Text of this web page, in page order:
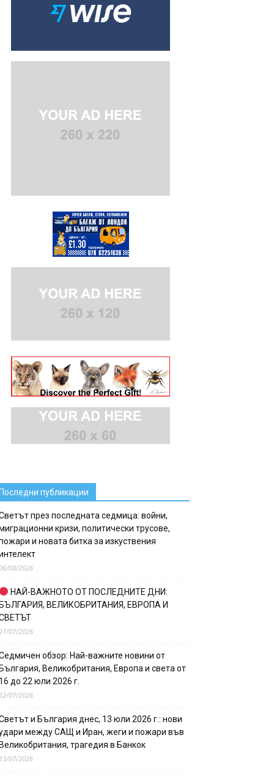
публикации
през последната седмица: войни,
кризи, политически трусове,
и новата битка за изкуствения
08/2026
НАЙ-ВАЖНОТО ОТ ПОСЛЕДНИТЕ ДНИ:
ВЕЛИКОБРИТАНИЯ, ЕВРОПА И
07/2026
обзор: Най-важните новини от
Великобритания, Европа и света от
до 22 юли 2026 г.
07/2026
и България днес, 13 юли 2026 г.: нови
между САЩ и Иран, жеги и пожари във
трагедия в Банкок
07/2026